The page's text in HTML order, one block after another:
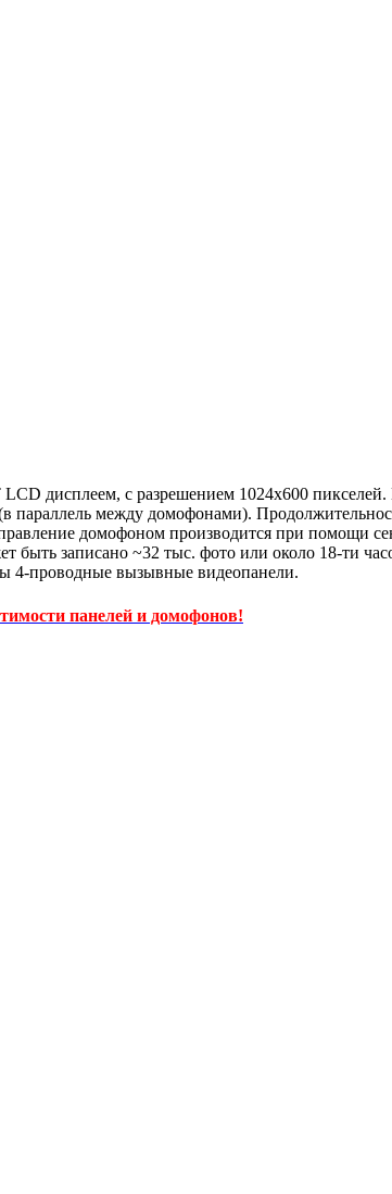
дисплеем, с разрешением 1024x600
между домофонами).
домофоном производится при помощи
записано ~32 тыс. фото или около 18-ти
4-проводные вызывные видеопанели.
панелей и домофонов!